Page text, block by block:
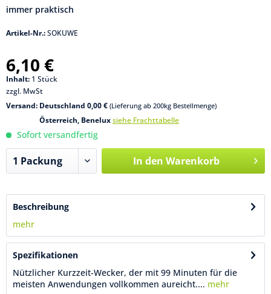
immer praktisch
Artikel-Nr.:SOKUWE
6,10 €
Inhalt: 1 Stück
zzgl. MwSt
Versand: Deutschland 0,00 € (Lieferung ab 200kg Bestellmenge)
Österreich, Beneluxsiehe Frachttabelle
Sofort versandfertig
In den Warenkorb
Beschreibung
mehr
Spezifikationen
Nützlicher Kurzzeit-Wecker, der mit 99 Minuten für die
meisten Anwendungen vollkommen aureicht.... mehr